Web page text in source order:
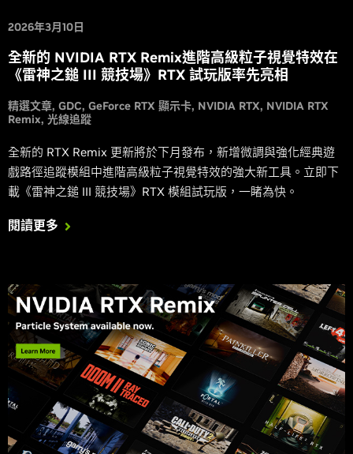
2026年3月10日
全新的 NVIDIA RTX Remix進階高級粒子視覺特效在
《雷神之鎚 III 競技場》RTX 試玩版率先亮相
精選文章 GDC GeForce RTX 顯示卡 NVIDIA RTX NVIDIA RTX
Remix 光線追蹤
全新的 RTX Remix 更新將於下月發布，新增微調與強化經典遊
戲路徑追蹤模組中進階高級粒子視覺特效的強大新工具。立即下
載《雷神之鎚 III 競技場》RTX 模組試玩版，一睹為快。
閱讀更多